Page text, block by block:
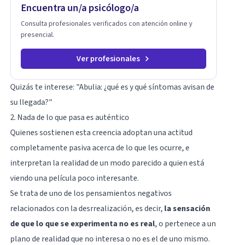
Encuentra un/a psicólogo/a
Consulta profesionales verificados con atención online y
presencial.
Ver profesionales
Quizás te interese: "Abulia: ¿qué es y qué síntomas avisan de
su llegada?"
2. Nada de lo que pasa es auténtico
Quienes sostienen esta creencia adoptan una actitud
completamente pasiva acerca de lo que les ocurre, e
interpretan la realidad de un modo parecido a quien está
viendo una película poco interesante.
Se trata de uno de los pensamientos negativos
relacionados con la desrrealización, es decir, la sensación
de que lo que se experimenta no es real, o pertenece a un
plano de realidad que no interesa o no es el de uno mismo.